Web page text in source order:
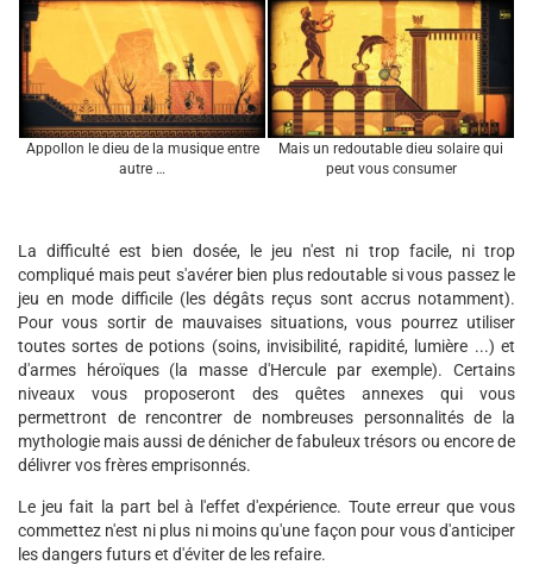
Appollon le dieu de la musique entre
autre …
Mais un redoutable dieu solaire qui
peut vous consumer
La difficulté est bien dosée, le jeu n'est ni trop facile, ni trop
compliqué mais peut s'avérer bien plus redoutable si vous passez le
jeu en mode difficile (les dégâts reçus sont accrus notamment).
Pour vous sortir de mauvaises situations, vous pourrez utiliser
toutes sortes de potions (soins, invisibilité, rapidité, lumière ...) et
d'armes héroïques (la masse d'Hercule par exemple). Certains
niveaux vous proposeront des quêtes annexes qui vous
permettront de rencontrer de nombreuses personnalités de la
mythologie mais aussi de dénicher de fabuleux trésors ou encore de
délivrer vos frères emprisonnés.
Le jeu fait la part bel à l'effet d'expérience. Toute erreur que vous
commettez n'est ni plus ni moins qu'une façon pour vous d'anticiper
les dangers futurs et d'éviter de les refaire.